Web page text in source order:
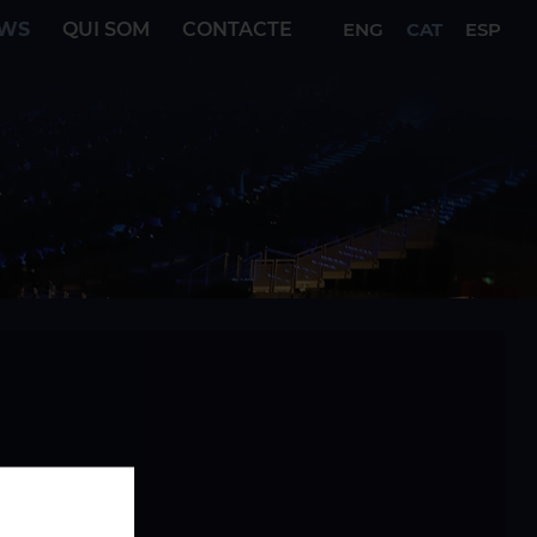
QUI SOM CONTACTE ENG CAT ESP